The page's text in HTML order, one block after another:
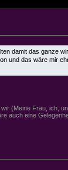
damit das ganze
und das wäre mir
(Meine Frau, ich,
auch eine